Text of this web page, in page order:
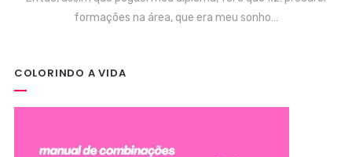
formações na área, que era meu sonho…
COLORINDO A VIDA